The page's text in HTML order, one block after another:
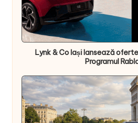
Lynk & Co Iași lansează
Programul